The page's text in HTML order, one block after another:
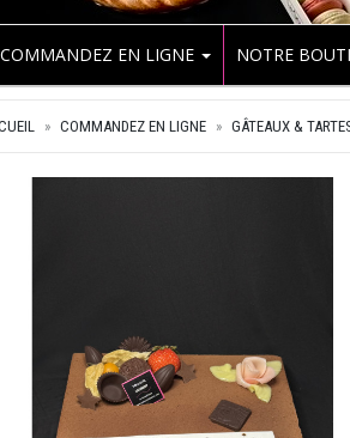
COMMANDEZ EN LIGNE NOTRE
COMMANDEZ EN LIGNE GÂTEAUX &